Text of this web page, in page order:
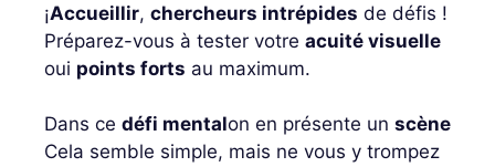
¡Accueillir, chercheurs intrépides de défis !
Préparez-vous à tester votre acuité visuelle
oui points forts au maximum.
Dans ce défi mentalon en présente un scène
Cela semble simple, mais ne vous y trompez